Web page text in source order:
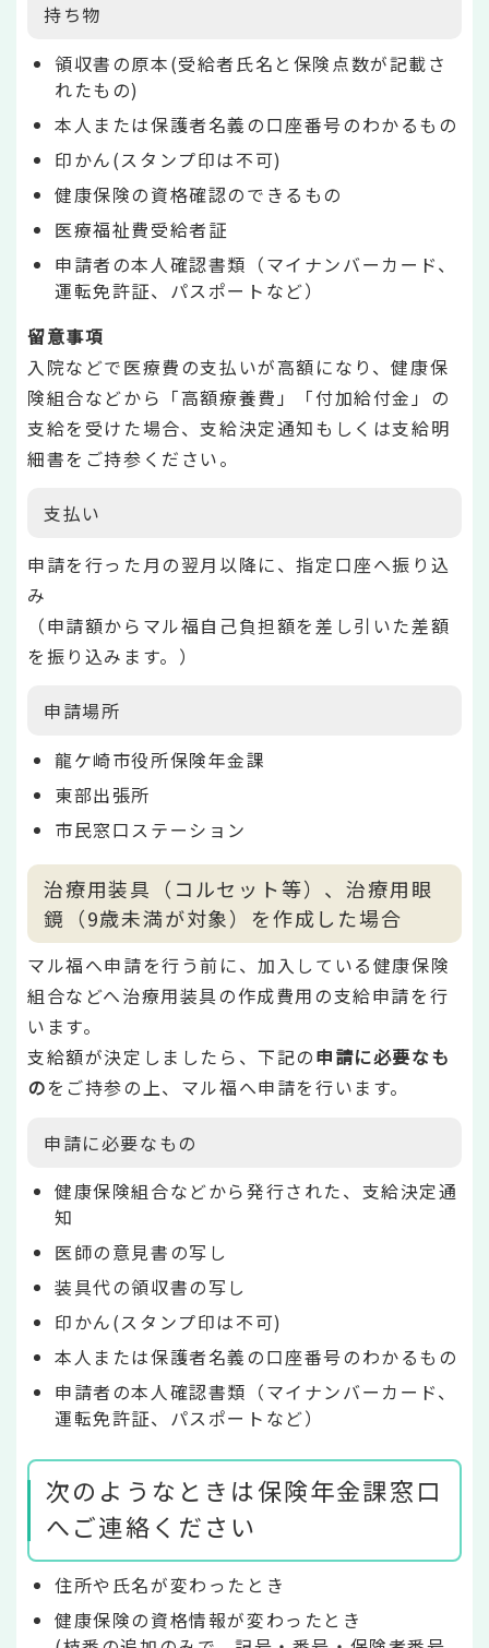
持ち物
領収書の原本(受給者氏名と保険点数が記載さ
れたもの)
本人または保護者名義の口座番号のわかるもの
印かん(スタンプ印は不可)
健康保険の資格確認のできるもの
医療福祉費受給者証
申請者の本人確認書類（マイナンバーカード、
運転免許証、パスポートなど）
留意事項
入院などで医療費の支払いが高額になり、健康保
険組合などから「高額療養費」「付加給付金」の
支給を受けた場合、支給決定通知もしくは支給明
細書をご持参ください。
支払い
申請を行った月の翌月以降に、指定口座へ振り込
み
（申請額からマル福自己負担額を差し引いた差額
を振り込みます。）
申請場所
龍ケ崎市役所保険年金課
東部出張所
市民窓口ステーション
治療用装具（コルセット等）、治療用眼
鏡（9歳未満が対象）を作成した場合
マル福へ申請を行う前に、加入している健康保険
組合などへ治療用装具の作成費用の支給申請を行
います。
支給額が決定しましたら、下記の申請に必要なも
のをご持参の上、マル福へ申請を行います。
申請に必要なもの
健康保険組合などから発行された、支給決定通
知
医師の意見書の写し
装具代の領収書の写し
印かん(スタンプ印は不可)
本人または保護者名義の口座番号のわかるもの
申請者の本人確認書類（マイナンバーカード、
運転免許証、パスポートなど）
次のようなときは保険年金課窓口
へご連絡ください
住所や氏名が変わったとき
健康保険の資格情報が変わったとき